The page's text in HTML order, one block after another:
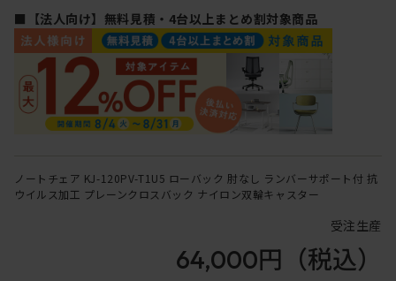
■【法人向け】無料見積・4台以上まとめ割対象商品
ノートチェア KJ-120PV-T1U5 ローバック 肘なし ランバーサポート付 抗
ウイルス加工 プレーンクロスバック ナイロン双輪キャスター
受注生産
64,000円 （税込）